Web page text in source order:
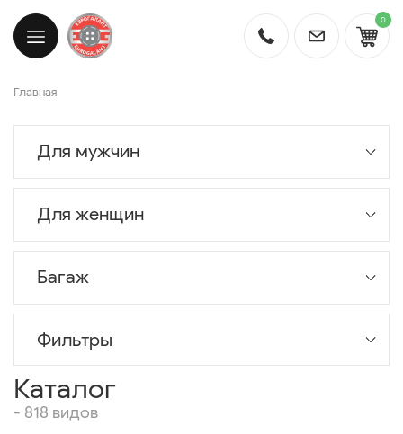
0
Главная
Для мужчин
Для женщин
Багаж
Фильтры
Каталог
- 818 видов